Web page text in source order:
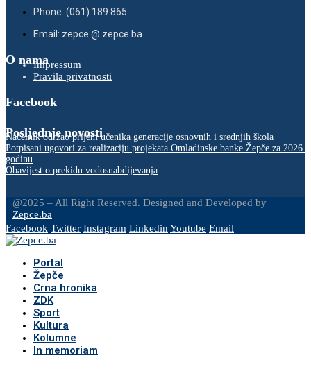
Phone: (061) 189 865
Email: zepce @ zepce.ba
O namaImpressum
Pravila privatnosti
Facebook
Posljednje novosti
Načelnik održao prijem učenika generacije osnovnih i srednjih škola
Potpisani ugovori za realizaciju projekata Omladinske banke Žepče za 2026.
godinu
Obavijest o prekidu vodosnabdijevanja
@2025 – All Right Reserved. Designed and Developed by
Zepce.ba
Facebook Twitter Instagram LinkedinYoutube Email
Portal
Žepče
Crna hronika
ZDK
Sport
Kultura
Kolumne
In memoriam